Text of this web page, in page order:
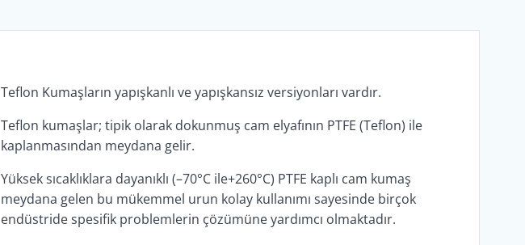
Teflon Kumaşların yapışkanlı ve yapışkansız versiyonları vardır.
Teflon kumaşlar; tipik olarak dokunmuş cam elyafının PTFE (Teflon) ile
kaplanmasından meydana gelir.
Yüksek sıcaklıklara dayanıklı (–70°C ile+260°C) PTFE kaplı cam kumaş
meydana gelen bu mükemmel urun kolay kullanımı sayesinde birçok
endüstride spesifik problemlerin çözümüne yardımcı olmaktadır.